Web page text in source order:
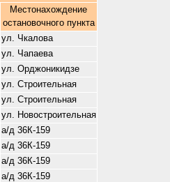
Местонахождение
остановочного пункта
ул. Чкалова
ул. Чапаева
ул. Орджоникидзе
ул. Строительная
ул. Строительная
ул. Новостроительная
а/д 36К-159
а/д 36К-159
а/д 36К-159
а/д 36К-159